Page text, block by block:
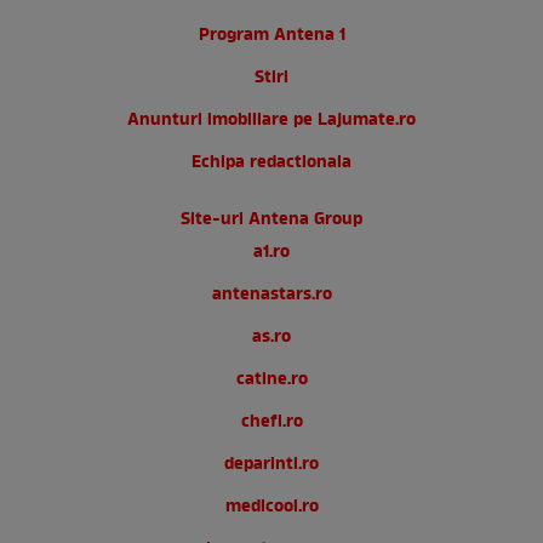
Program Antena 1
Stiri
Anunturi imobiliare pe Lajumate.ro
Echipa redactionala
Site-uri Antena Group
a1.ro
antenastars.ro
as.ro
catine.ro
chefi.ro
deparinti.ro
medicool.ro